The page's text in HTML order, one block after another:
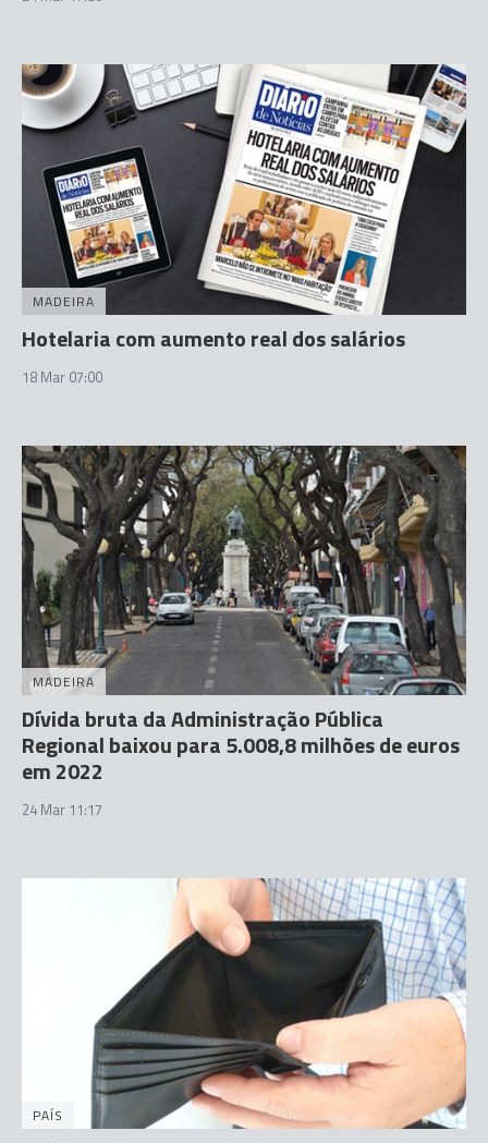
MADEIRA
Hotelaria com aumento real dos salários
18 Mar 07:00
MADEIRA
Dívida bruta da Administração Pública
Regional baixou para 5.008,8 milhões de euros
em 2022
24 Mar 11:17
PAÍS